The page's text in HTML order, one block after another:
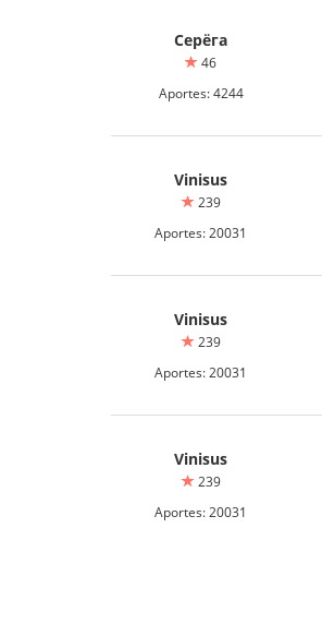
Серёга
46
Aportes: 4244
Vinisus
239
Aportes: 20031
Vinisus
239
Aportes: 20031
Vinisus
239
Aportes: 20031